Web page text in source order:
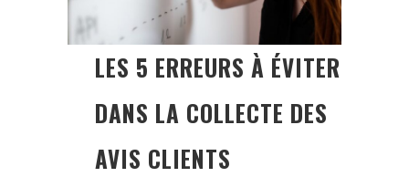
LES 5 ERREURS À ÉVITER
DANS LA COLLECTE DES
AVIS CLIENTS